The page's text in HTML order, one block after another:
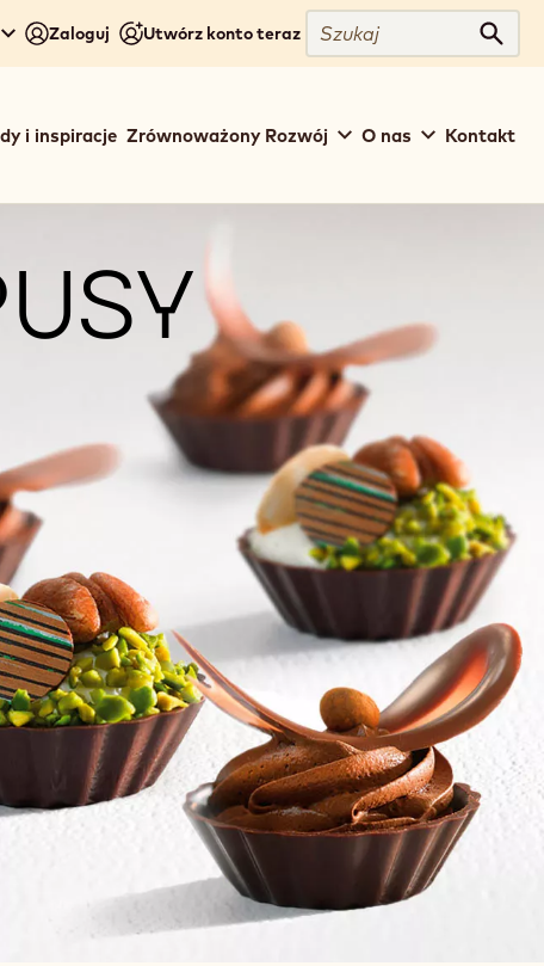
Zaloguj Utwórz konto teraz
Szukaj
i inspiracje Zrównoważony Rozwój O nas Kontakt